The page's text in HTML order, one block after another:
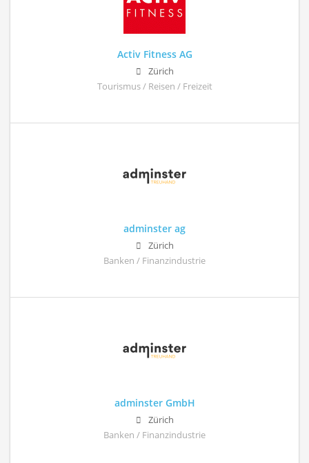
Activ Fitness AG
Zürich
Tourismus / Reisen / Freizeit
adminster ag
Zürich
Banken / Finanzindustrie
adminster GmbH
Zürich
Banken / Finanzindustrie